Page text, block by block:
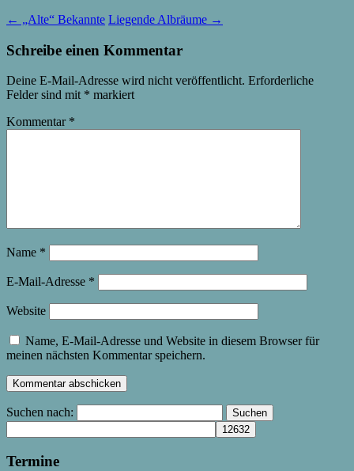
← „Alte“ Bekannte Liegende Albräume →
Schreibe einen Kommentar
Deine E-Mail-Adresse wird nicht veröffentlicht. Erforderliche
Felder sind mit * markiert
Kommentar *
Name *
E-Mail-Adresse *
Website
Name, E-Mail-Adresse und Website in diesem Browser für
meinen nächsten Kommentar speichern.
Suchen nach:
Termine